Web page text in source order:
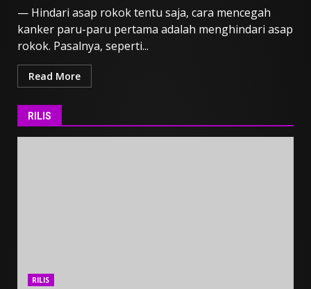
— Hindari asap rokok tentu saja, cara mencegah
kanker paru-paru pertama adalah menghindari asap
rokok. Pasalnya, seperti...
Read More
RILIS
RILIS